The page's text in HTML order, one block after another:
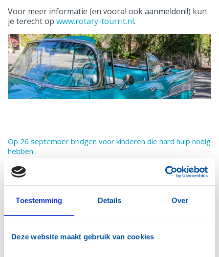
Toestemming Details Over
Deze website maakt gebruik van cookies
Voor meer informatie (en vooral ook aanmelden!!) kun
je terecht op www.rotary-tourrit.nl.
Op 26 september bridgen voor kinderen die hard hulp nodig
hebben
Bewoners van Westerhonk willen volgend jaar weer
pannenkoekdag
30e Koos Grootscholten Bridge Drive levert 8.020 euro op
Smakelijk feest met ruim 1.500 pannenkoeken
Rode Santa run succesvolle zegetocht
Indrukwekkend bezoek aan Rotaryclub Sibiu in april 2024